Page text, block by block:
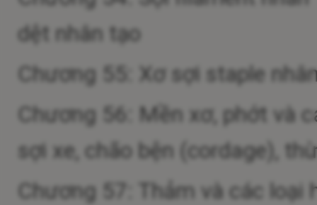
dệt nhân tạo
Chương 55: Xơ sợi staple
Chương 56: Mền xơ, phớt và
sợi xe, chão bện (cordage),
Chương 57: Thảm và các loại